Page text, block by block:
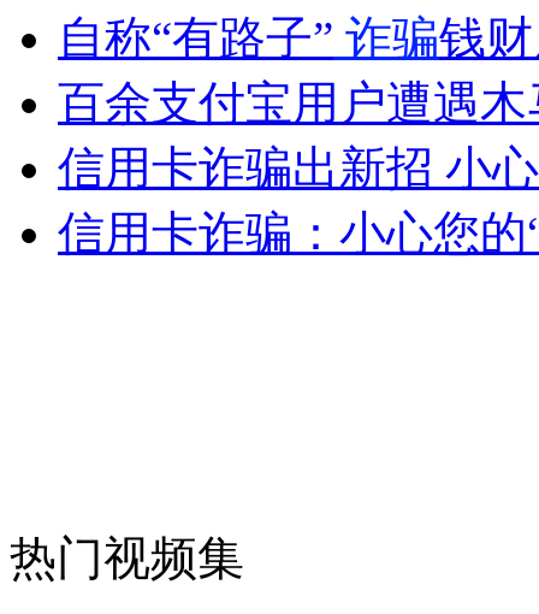
女孩北京地铁殴打老人 痛下狠手拳打脚踢
无痛分娩是否安全 医生回应
外交部：反对强权政治霸凌主义
走！跟着总书记去植树
自称“有路子” 诈骗钱
百余支付宝用户遭遇
信用卡诈骗出新招 小
信用卡诈骗：小心您的
热门视频集